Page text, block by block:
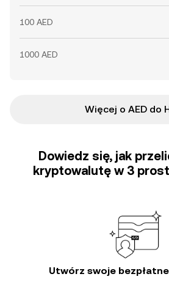
100 AED
1000 AED
Więcej o AED do
Dowiedz się, jak
kryptowalutę w 3
Utwórz swoje